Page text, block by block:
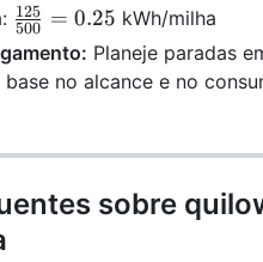
\frac{125}
{500} =
0.25
500
125 = 0.25 kWh/milha
Planeje paradas
no alcance e no
sobre